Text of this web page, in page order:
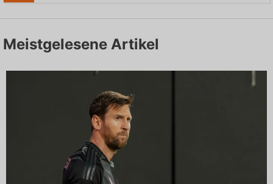
Meistgelesene Artikel